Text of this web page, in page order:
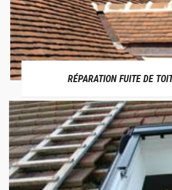
RÉPARATION FUITE DE